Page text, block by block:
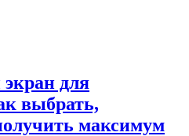
для
выбрать,
максимум